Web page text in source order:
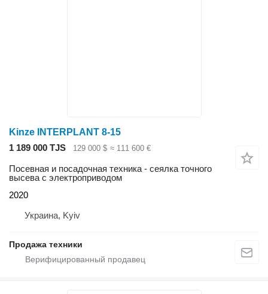
Kinze INTERPLANT 8-15
1 189 000 TJS
129 000 $ ≈ 111 600 €
Посевная и посадочная техника - сеялка точного
высева с электроприводом
2020
Украина, Kyiv
Продажа техники